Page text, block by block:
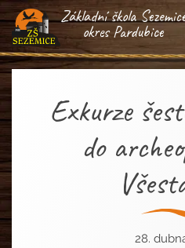
Základní škola
okres Pardubice
Exkurze
do
28.